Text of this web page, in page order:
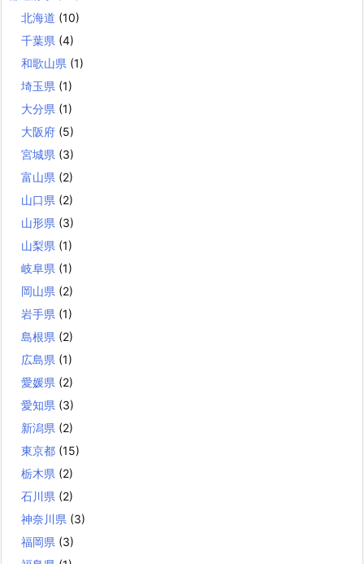
北海道 (10)
千葉県 (4)
和歌山県 (1)
埼玉県 (1)
大分県 (1)
大阪府 (5)
宮城県 (3)
富山県 (2)
山口県 (2)
山形県 (3)
山梨県 (1)
岐阜県 (1)
岡山県 (2)
岩手県 (1)
島根県 (2)
広島県 (1)
愛媛県 (2)
愛知県 (3)
新潟県 (2)
東京都 (15)
栃木県 (2)
石川県 (2)
神奈川県 (3)
福岡県 (3)